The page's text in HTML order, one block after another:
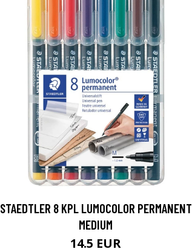
STAEDTLER 8 KPL LUMOCOLOR PERMANENT
MEDIUM
14.5 EUR